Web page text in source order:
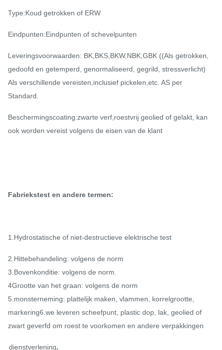
Type:Koud getrokken of ERW
Eindpunten:Eindpunten of schevelpunten
Leveringsvoorwaarden: BK,BKS,BKW,NBK,GBK ((Als getrokken,
gedoofd en getemperd, genormaliseerd, gegrild, stressverlicht)
Als verschillende vereisten,inclusief pickelen,etc. AS per
Standard.
Beschermingscoating:zwarte verf,roestvrij geolied of gelakt, kan
ook worden vereist volgens de eisen van de klant
Fabriekstest en andere termen:
1.Hydrostatische of niet-destructieve elektrische test
2.Hittebehandeling: volgens de norm
3.Bovenkonditie: volgens de norm.
4Grootte van het graan: volgens de norm
5.monsterneming: plattelijk maken, vlammen, korrelgrootte,
markering6.we leveren scheefpunt, plastic dop, lak, geolied of
zwart geverfd om roest te voorkomen en andere verpakkingen
dienstverlening.